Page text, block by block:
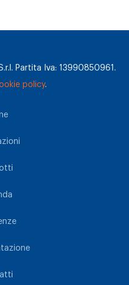
Partita Iva: 13990850961.
policy.